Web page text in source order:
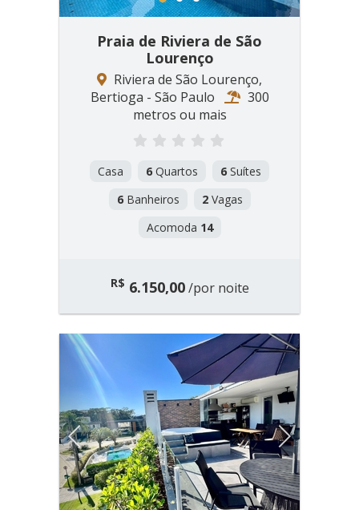
Praia de Riviera de São
Lourenço
Riviera de São Lourenço,
Bertioga - São Paulo
300
metros ou mais
Casa 6 Quartos 6 Suítes
6Banheiros 2Vagas
Acomoda 14
R$ 6.150,00/por noite
Previous Next